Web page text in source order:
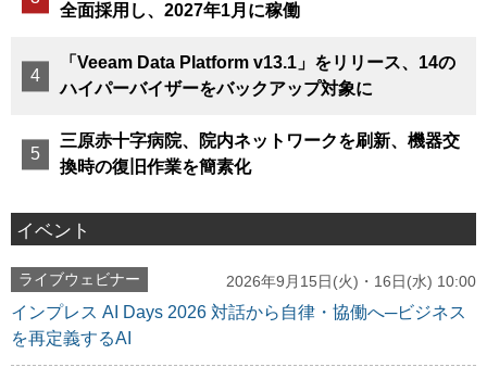
全面採用し、2027年1月に稼働
「Veeam Data Platform v13.1」をリリース、14の
ハイパーバイザーをバックアップ対象に
三原赤十字病院、院内ネットワークを刷新、機器交
換時の復旧作業を簡素化
イベント
ライブウェビナー 2026年9月15日(火)・16日(水) 10:00
インプレス AI Days 2026 対話から自律・協働へ─ビジネス
を再定義するAI